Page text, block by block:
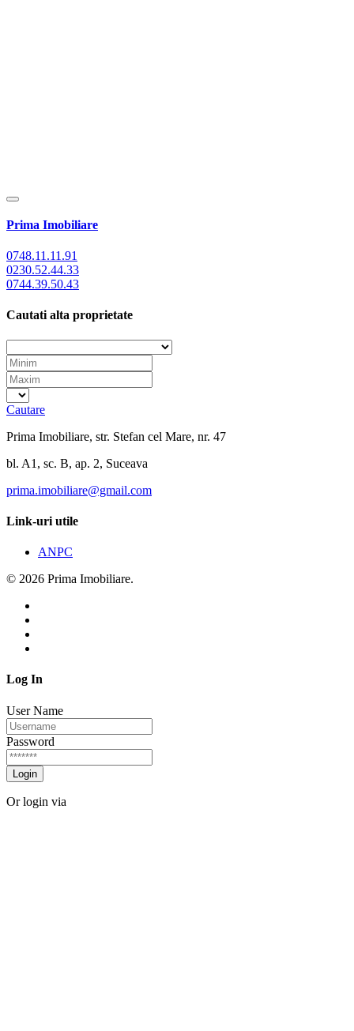
Prima Imobiliare
0748.11.11.91
0230.52.44.33
0744.39.50.43
Cautati alta proprietate
Cautare
Prima Imobiliare, str. Stefan cel Mare, nr. 47
bl. A1, sc. B, ap. 2, Suceava
prima.imobiliare@gmail.com
Link-uri utile
ANPC
© 2026 Prima Imobiliare.
Log In
User Name
Password
Login
Or login via